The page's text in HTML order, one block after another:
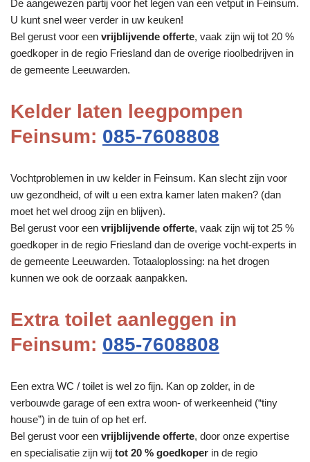
De aangewezen partij voor het legen van een vetput in Feinsum.
U kunt snel weer verder in uw keuken!
Bel gerust voor een vrijblijvende offerte, vaak zijn wij tot 20 %
goedkoper in de regio Friesland dan de overige rioolbedrijven in
de gemeente Leeuwarden.
Kelder laten leegpompen
Feinsum: 085-7608808
Vochtproblemen in uw kelder in Feinsum. Kan slecht zijn voor
uw gezondheid, of wilt u een extra kamer laten maken? (dan
moet het wel droog zijn en blijven).
Bel gerust voor een vrijblijvende offerte, vaak zijn wij tot 25 %
goedkoper in de regio Friesland dan de overige vocht-experts in
de gemeente Leeuwarden. Totaaloplossing: na het drogen
kunnen we ook de oorzaak aanpakken.
Extra toilet aanleggen in
Feinsum: 085-7608808
Een extra WC / toilet is wel zo fijn. Kan op zolder, in de
verbouwde garage of een extra woon- of werkeenheid (“tiny
house”) in de tuin of op het erf.
Bel gerust voor een vrijblijvende offerte, door onze expertise
en specialisatie zijn wij tot 20 % goedkoper in de regio